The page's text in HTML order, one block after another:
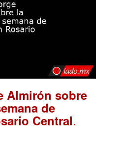
Almirón sobre
de
Central.